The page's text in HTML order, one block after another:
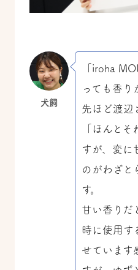
犬飼
「iroha
っても香り
先ほど渡辺
「ほんと
すが、変に
のがわざと
す。
甘い香りだ
時に使用す
せています